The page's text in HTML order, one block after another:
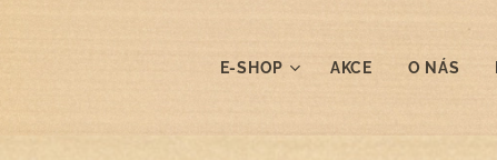
E-SHOP AKCE O NÁS